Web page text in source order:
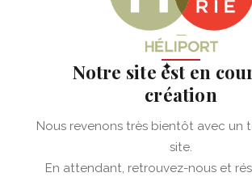
✦
Notre site est en
création
Nous revenons très bientôt avec un
site.
En attendant, retrouvez-nous et